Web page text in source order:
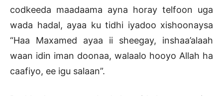
codkeeda maadaama ayna horay telfoon uga
wada hadal, ayaa ku tidhi iyadoo xishoonaysa
“Haa Maxamed ayaa ii sheegay, inshaa’alaah
waan idin iman doonaa, walaalo hooyo Allah ha
caafiyo, ee igu salaan”.